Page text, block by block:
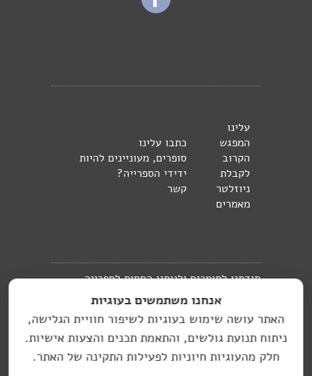
עלינו
המפגש
הקרוב
לקבלת
ניוזלטר
מאמרים
כתבו עלינו
סופרים, מעוניינים להיות
ידידי הספרייה?
קשר
תודתנו לתומכים ולנותני החסות לספרייה
העברית בברלין:
האתר בניהול מיכל
זמיר
hasifriya.berlin@gmail.com
אנחנו משתמשים בעוגיות
האתר עושה שימוש בעוגיות לשיפור חוויית הגלישה,
ניתוח תנועת גולשים, והתאמת תכנים והצעות אישיות.
חלק מהעוגיות חיוניות לפעילות התקינה של האתר.